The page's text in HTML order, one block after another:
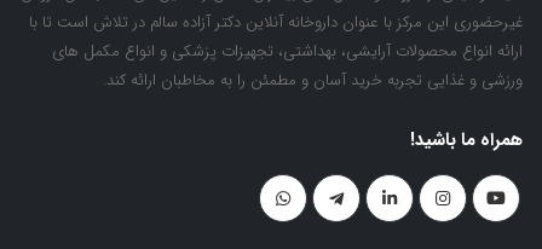
غیرحضوری این مرکز با عنوان داروخانه آنلاین دکتر آزاده سالم در تلاش است تا با
ارائه انواع محصولات آرایشی، بهداشتی، تجهیزات پزشکی و انواع مکمل های
ورزشی و غذایی تجربه خرید آسان و مطمئن را به مخاطبان ارائه کند.
همراه ما باشید!